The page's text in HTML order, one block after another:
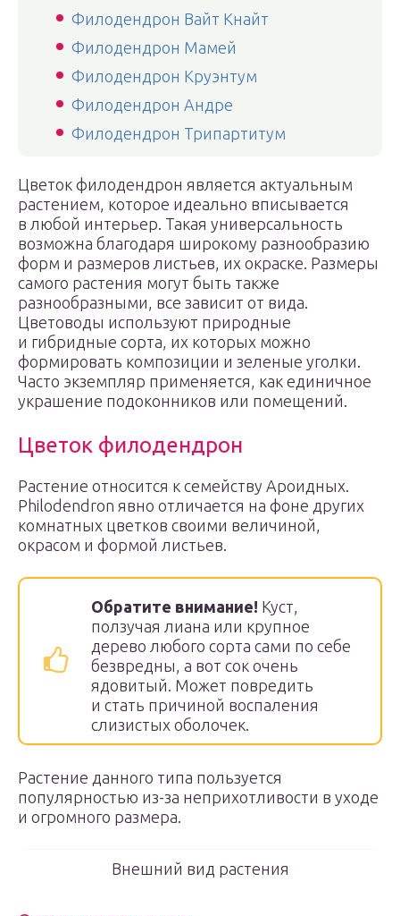
Филодендрон Вайт Кнайт
Филодендрон Мамей
Филодендрон Круэнтум
Филодендрон Андре
Филодендрон Трипартитум
Цветок филодендрон является актуальным
растением, которое идеально вписывается
в любой интерьер. Такая универсальность
возможна благодаря широкому разнообразию
форм и размеров листьев, их окраске. Размеры
самого растения могут быть также
разнообразными, все зависит от вида.
Цветоводы используют природные
и гибридные сорта, их которых можно
формировать композиции и зеленые уголки.
Часто экземпляр применяется, как единичное
украшение подоконников или помещений.
Цветок филодендрон
Растение относится к семейству Ароидных.
Philodendron явно отличается на фоне других
комнатных цветков своими величиной,
окрасом и формой листьев.
Обратите внимание! Куст,
ползучая лиана или крупное
дерево любого сорта сами по себе
безвредны, а вот сок очень
ядовитый. Может повредить
и стать причиной воспаления
слизистых оболочек.
Растение данного типа пользуется
популярностью из-за неприхотливости в уходе
и огромного размера.
Внешний вид растения